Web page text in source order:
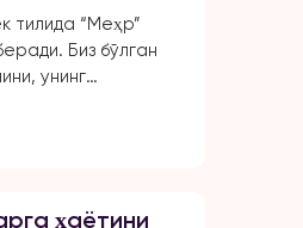
[…]
тилида “Меҳр”
Биз бўлган
унинг
яхши ҳаёт қидириб
ҳаётини